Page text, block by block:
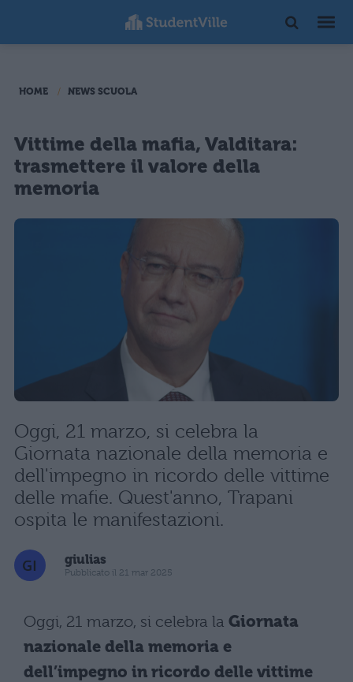
HOME NEWS SCUOLA
Vittime della mafia, Valditara:
trasmettere il valore della
memoria
Oggi, 21 marzo, si celebra la
Giornata nazionale della memoria e
dell'impegno in ricordo delle vittime
delle mafie. Quest'anno, Trapani
ospita le manifestazioni.
giulias
Pubblicato il 21 mar 2025
Oggi, 21 marzo, si celebra la Giornata
nazionale della memoria e
dell’impegno in ricordo delle vittime